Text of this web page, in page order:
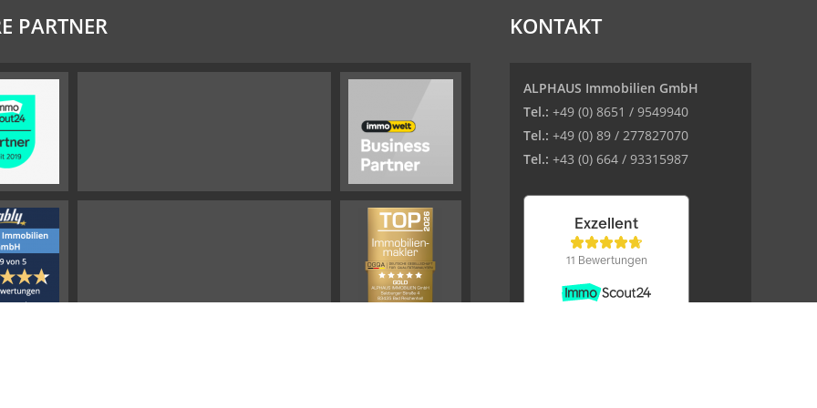
PARTNER KONTAKT
ALPHAUS Immobilien GmbH
Tel.: +49 (0) 8651 / 9549940
Tel.: +49 (0) 89 / 277827070
Tel.: +43 (0) 664 / 93315987